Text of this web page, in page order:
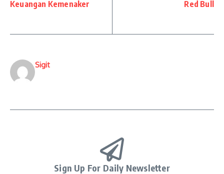
Keuangan Kemenaker Red Bull
Sigit
Sign Up For Daily Newsletter